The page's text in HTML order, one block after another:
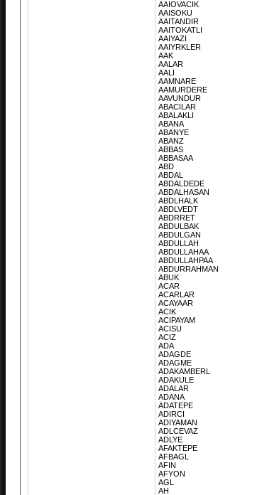
AAIOVACIK
AAISOKU
AAITANDIR
AAITOKATLI
AAIYAZI
AAIYRKLER
AAK
AALAR
AALI
AAMNARE
AAMURDERE
AAVUNDUR
ABACILAR
ABALAKLI
ABANA
ABANYE
ABANZ
ABBAS
ABBASAA
ABD
ABDAL
ABDALDEDE
ABDALHASAN
ABDLHALK
ABDLVEDT
ABDRRET
ABDULBAK
ABDULGAN
ABDULLAH
ABDULLAHAA
ABDULLAHPAA
ABDURRAHMAN
ABUK
ACAR
ACARLAR
ACAYAAR
ACIK
ACIPAYAM
ACISU
ACIZ
ADA
ADAGDE
ADAGME
ADAKAMBERL
ADAKULE
ADALAR
ADANA
ADATEPE
ADIRCI
ADIYAMAN
ADLCEVAZ
ADLYE
AFAKTEPE
AFBAGL
AFIN
AFYON
AGL
AH